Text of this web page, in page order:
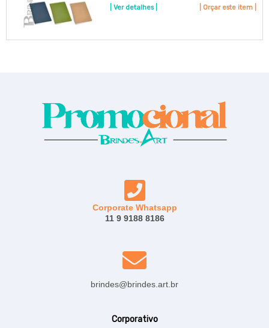
| Ver detalhes | | Orçar este item |
Corporate Whatsapp
11 9 9188 8186
brindes@brindes.art.br
Corporativo